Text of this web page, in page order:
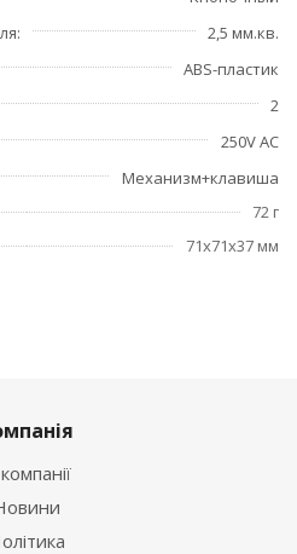
2,5 мм.кв.
ABS-пластик
2
250V AC
Механизм+клавиша
72 г
71x71x37 мм